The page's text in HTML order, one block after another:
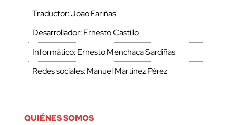
Traductor: Joao Fariñas
Desarrollador: Ernesto Castillo
Informático: Ernesto Menchaca Sardiñas
Redes sociales: Manuel Martínez Pérez
QUIÉNES SOMOS